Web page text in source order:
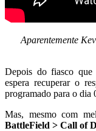
Aparentemente
Depois do fiasco
espera recuperar o
programado para o dia
Mas, mesmo com
BattleField > Call of